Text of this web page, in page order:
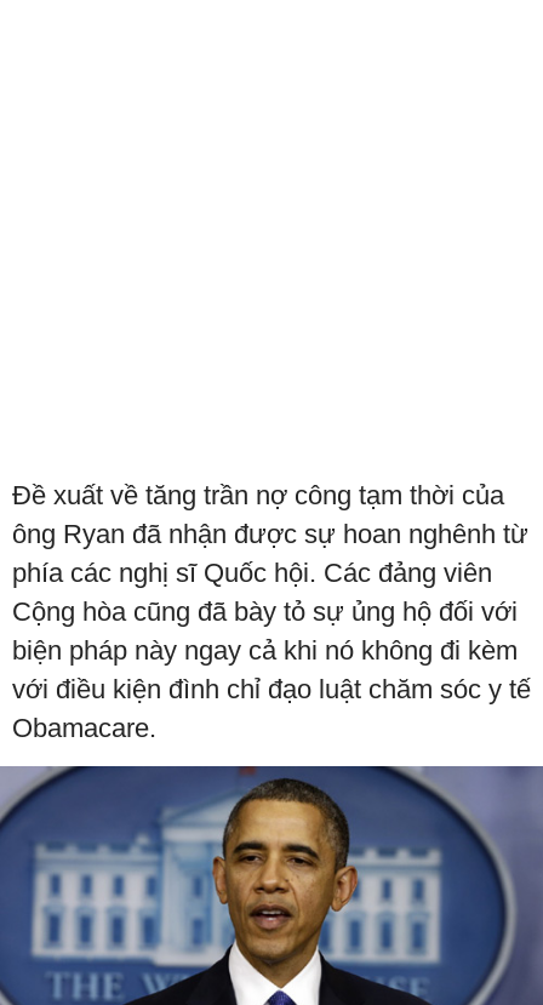
Đề xuất về tăng trần nợ công tạm thời của
ông Ryan đã nhận được sự hoan nghênh từ
phía các nghị sĩ Quốc hội. Các đảng viên
Cộng hòa cũng đã bày tỏ sự ủng hộ đối với
biện pháp này ngay cả khi nó không đi kèm
với điều kiện đình chỉ đạo luật chăm sóc y tế
Obamacare.